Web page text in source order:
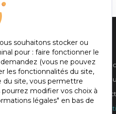
souhaitons stocker ou
pour : faire fonctionner le
(vous ne pouvez
les fonctionnalités du site,
du site, vous permettre
pourrez modifier vos choix à
légales" en bas de
Menu
Etablissements
Culture
Sport
menu
footer2
Contact